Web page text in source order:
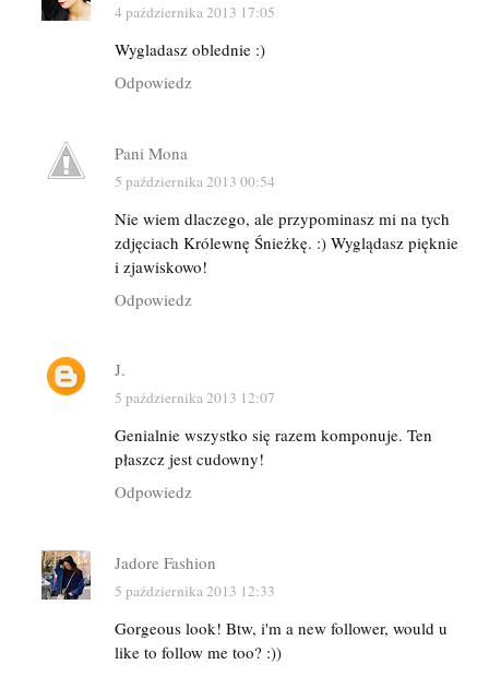
4 października 2013 17:05
Wygladasz oblednie :)
Odpowiedz
Pani Mona
5 października 2013 00:54
Nie wiem dlaczego, ale przypominasz mi na tych
zdjęciach Królewnę Śnieżkę. :) Wyglądasz pięknie
i zjawiskowo!
Odpowiedz
J.
5 października 2013 12:07
Genialnie wszystko się razem komponuje. Ten
płaszcz jest cudowny!
Odpowiedz
Jadore Fashion
5 października 2013 12:33
Gorgeous look! Btw, i'm a new follower, would u
like to follow me too? :))